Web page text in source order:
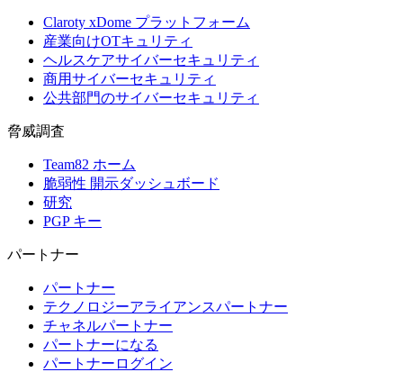
Claroty xDome プラットフォーム
産業向けOTキュリティ
ヘルスケアサイバーセキュリティ
商用サイバーセキュリティ
公共部門のサイバーセキュリティ
脅威調査
Team82 ホーム
脆弱性 開示ダッシュボード
研究
PGP キー
パートナー
パートナー
テクノロジーアライアンスパートナー
チャネルパートナー
パートナーになる
パートナーログイン